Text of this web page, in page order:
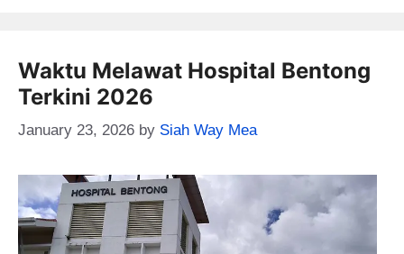
Waktu Melawat Hospital Bentong
Terkini 2026
January 23, 2026 by Siah Way Mea